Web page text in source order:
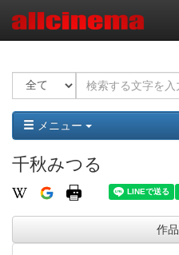
メニュー
千秋みつる
作品